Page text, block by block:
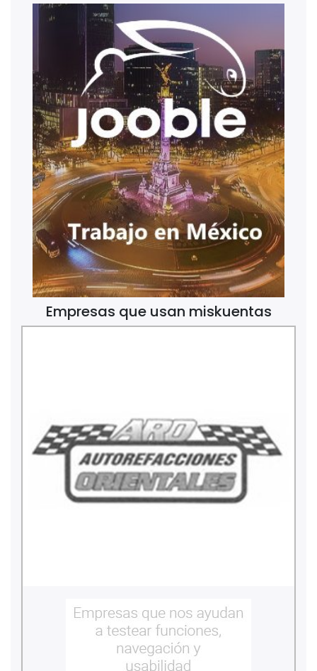
Empresas que usan miskuentas